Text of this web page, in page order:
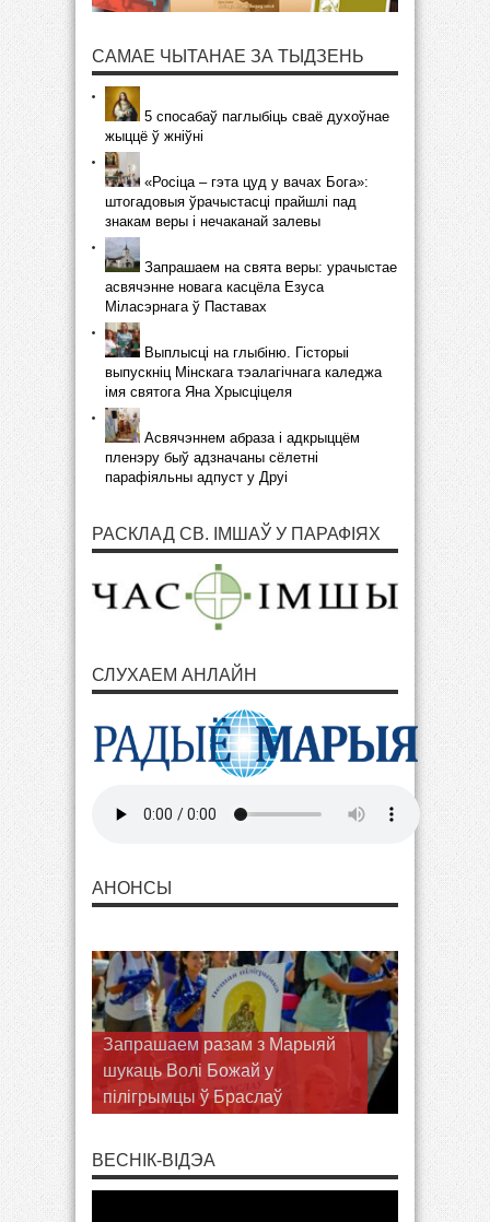
САМАЕ ЧЫТАНАЕ ЗА ТЫДЗЕНЬ
5 спосабаў паглыбіць сваё духоўнае
жыццё ў жніўні
«Росіца – гэта цуд у вачах Бога»:
штогадовыя ўрачыстасці прайшлі пад
знакам веры і нечаканай залевы
Запрашаем на свята веры: урачыстае
асвячэнне новага касцёла Езуса
Міласэрнага ў Паставах
Выплысці на глыбіню. Гісторыі
выпускніц Мінскага тэалагічнага каледжа
імя святога Яна Хрысціцеля
Асвячэннем абраза і адкрыццём
пленэру быў адзначаны сёлетні
парафіяльны адпуст у Друі
РАСКЛАД СВ. ІМШАЎ У ПАРАФІЯХ
СЛУХАЕМ АНЛАЙН
АНОНСЫ
Запрашаем разам з Марыяй
шукаць Волі Божай у
пілігрымцы ў Браслаў
ВЕСНІК-ВІДЭА